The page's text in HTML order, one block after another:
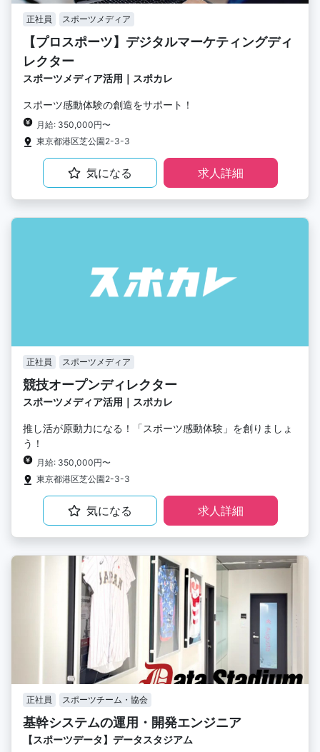
正社員 スポーツメディア
【プロスポーツ】デジタルマーケティングディ
レクター
スポーツメディア活用｜スポカレ
スポーツ感動体験の創造をサポート！
月給: 350,000円〜
東京都港区芝公園2-3-3
気になる 求人詳細
正社員 スポーツメディア
競技オープンディレクター
スポーツメディア活用｜スポカレ
推し活が原動力になる！「スポーツ感動体験」を創りましょ
う！
月給: 350,000円〜
東京都港区芝公園2-3-3
気になる 求人詳細
正社員 スポーツチーム・協会
基幹システムの運用・開発エンジニア
【スポーツデータ】データスタジアム